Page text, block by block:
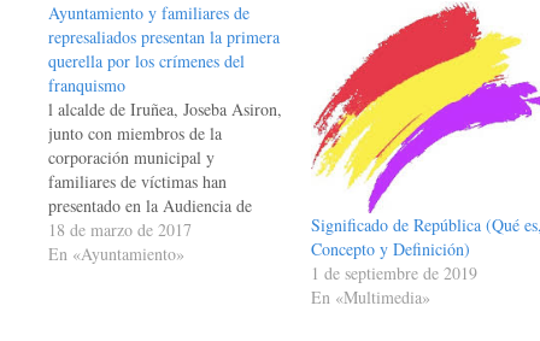
Ayuntamiento y familiares de
represaliados presentan la primera
querella por los crímenes del
franquismo
l alcalde de Iruñea, Joseba Asiron,
junto con miembros de la
corporación municipal y
familiares de víctimas han
presentado en la Audiencia de
Iruñea la documentación que
acompaña a la primera querella a
18 de marzo de 2017
En «Ayuntamiento»
Significado de República (Qué
Concepto y Definición)
1 de septiembre de 2019
En «Multimedia»